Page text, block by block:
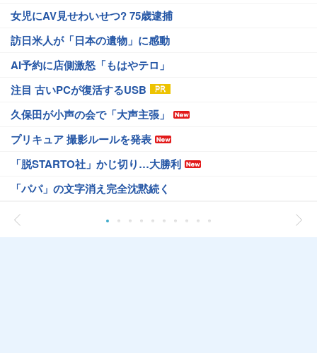
女児にAV見せわいせつ? 75歳逮捕
訪日米人が「日本の遺物」に感動
AI予約に店側激怒「もはやテロ」
注目 古いPCが復活するUSB
久保田が小声の会で「大声主張」
プリキュア 撮影ルールを発表
「脱STARTO社」かじ切り…大勝利
「パパ」の文字消え完全沈黙続く